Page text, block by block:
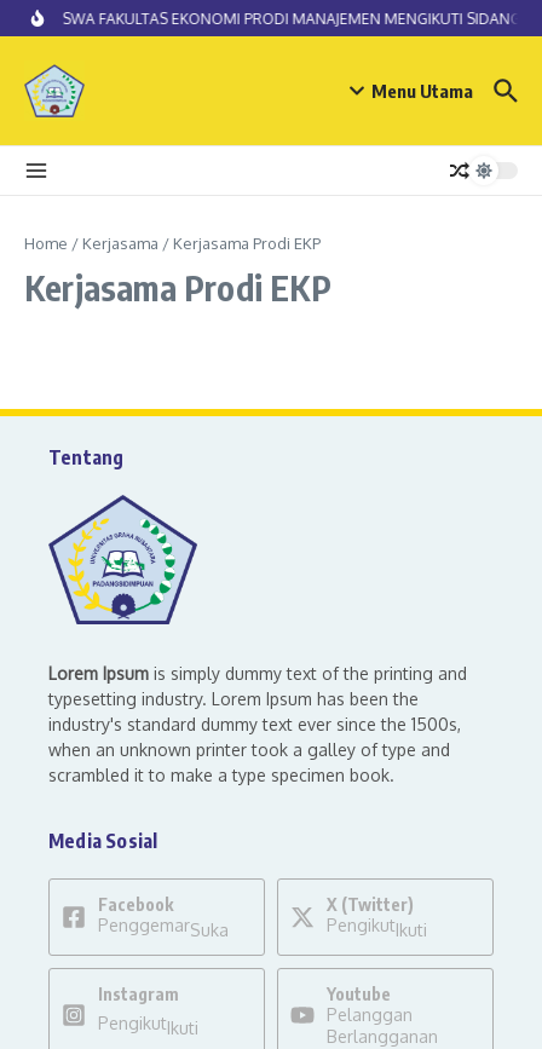
Lewati ke konten
MAHASISWA FAKULTAS EKONOMI PRODI MANAJEMEN MENGIKUTI SIDANG
Menu Utama
Home / Kerjasama / Kerjasama Prodi EKP
Kerjasama Prodi EKP
Tentang
Lorem Ipsum is simply dummy text of the printing and
typesetting industry. Lorem Ipsum has been the
industry's standard dummy text ever since the 1500s,
when an unknown printer took a galley of type and
scrambled it to make a type specimen book.
Media Sosial
Facebook
PenggemarSuka
X (Twitter)
Pengikut Ikuti
Instagram
Pengikut Ikuti
Youtube
Pelanggan
Berlangganan